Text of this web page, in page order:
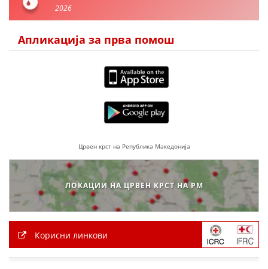
ЕДУКАТИВНО ИНФОРМАТИВНИ МАТЕРИЈАЛИ
БРОШУРИ
ПОСТЕРИ
ПРЕЗЕНТАЦИИ
2026
Апликација за прва помош
Црвен крст на Република Македонија
ЛОКАЦИИ НА ЦРВЕН КРСТ НА РМ
Корисни линкови